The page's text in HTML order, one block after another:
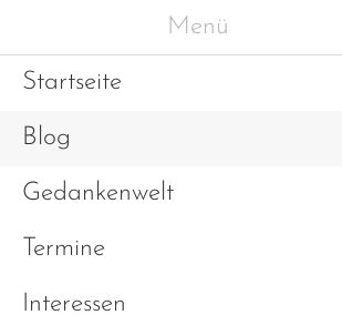
Menü
Startseite
Blog
Gedankenwelt
Termine
Interessen